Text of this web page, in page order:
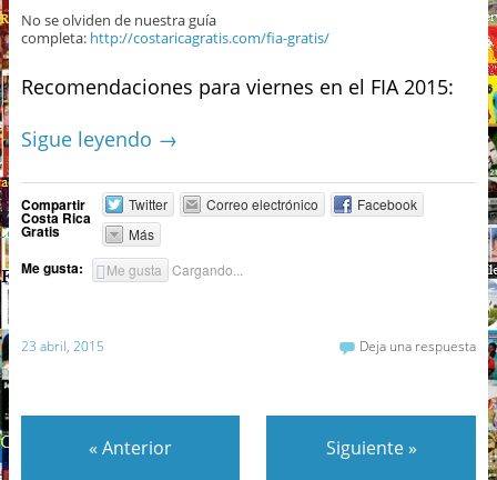
No se olviden de nuestra guía
completa: http://costaricagratis.com/fia-gratis/
Recomendaciones para viernes en el FIA 2015:
Sigue leyendo →
Compartir
Costa Rica
Gratis
Twitter Correo electrónico
Facebook
Más
Me gusta: Me gusta Cargando...
23 abril, 2015 Deja una respuesta
« Anterior Siguiente»